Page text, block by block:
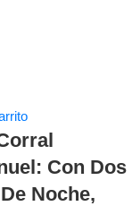
Con Dos
Noche,